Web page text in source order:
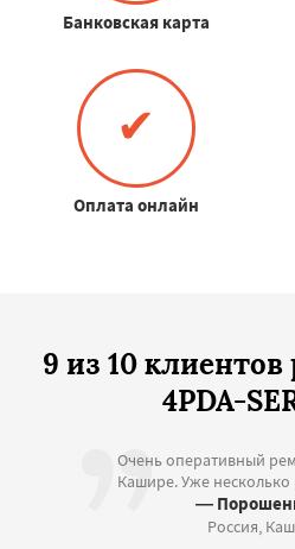
Банковская карта
✔
Оплата онлайн
9 из 10
4PDA-
Очень оперативный
Кашире. Уже
—
Россия,